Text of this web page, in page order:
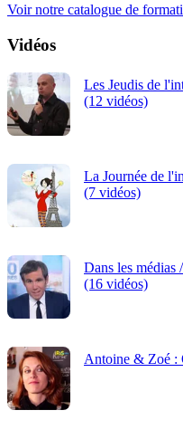
Voir notre catalogue de
Vidéos
Les Jeudis de
(12 vidéos)
La Journée de
(7 vidéos)
Dans les médias
(16 vidéos)
Antoine & Zoé :